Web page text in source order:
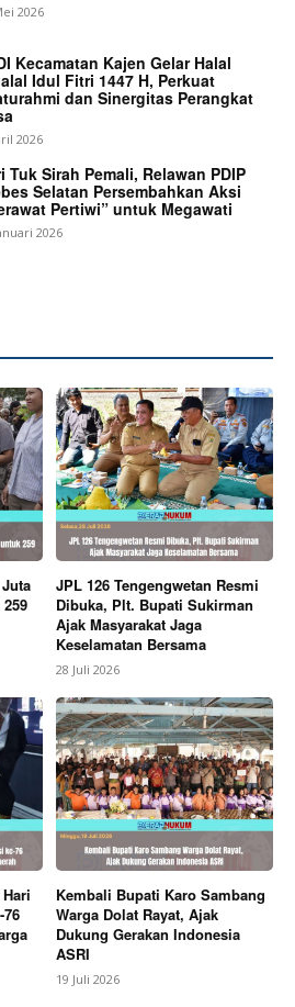
Week
PRO
2026
Kecamatan Kajen Gelar Halal
Idul Fitri 1447 H, Perkuat
dan Sinergitas Perangkat
2026
Tuk Sirah Pemali, Relawan PDIP
Selatan Persembahkan Aksi
Pertiwi” untuk Megawati
2026
JPL 126 Tengengwetan Resmi
Dibuka, Plt. Bupati Sukirman
Ajak Masyarakat Jaga
Keselamatan Bersama
28 Juli 2026
Kembali Bupati Karo Sambang
Warga Dolat Rayat, Ajak
Dukung Gerakan Indonesia
ASRI
19 Juli 2026